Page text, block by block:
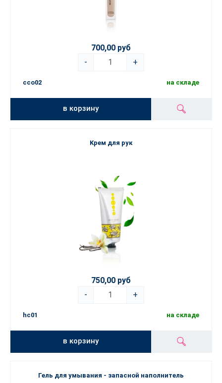
700,00 руб
-
+
cco02 на складе
в корзину
Kрем для рук
750,00 руб
-
+
hc01 на складе
в корзину
Гель для умывания - запасной наполнитель